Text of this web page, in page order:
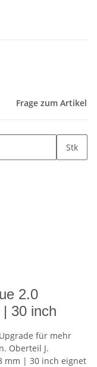
Frage zum Artikel
Stk
2.0
30 inch
für mehr
Oberteil J.
mm | 30 inch eignet